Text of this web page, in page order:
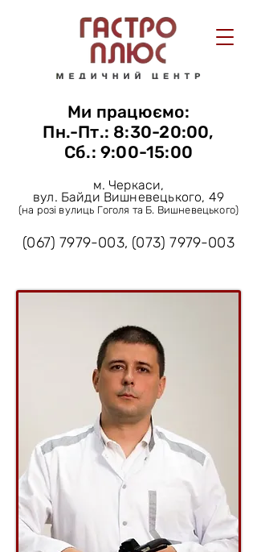
м. Черкаси,
вул. Байди Вишневецького, 49
(на розі вулиць Гоголя та Б. Вишневецького)
(067) 7979-003, (073) 7979-003
Ми працюємо:
Пн.-Пт.: 8:30-20:00,
Сб.: 9:00-15:00